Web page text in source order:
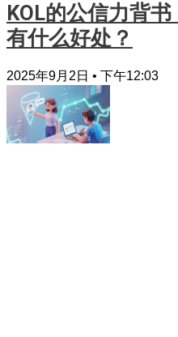
KOL的公信力背
有什么好处？
2025年9月2日 下午12:03